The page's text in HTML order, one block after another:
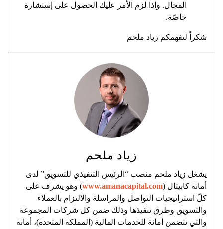
المجال. وإذا لزم الأمر عليك الحصول على إستشارة
خاصّة.
شكراً لتفهمكم زياد ملحم
زياد ملحم
يشغل زياد ملحم منصب “الرئيس التنفيذي للتسويق” لدى
أمانة كابيتال (www.amanacapital.com) وهو يشرف على
كلّ استراتيجيات التواصل والمراسلة والالتزام بالعملاء
والتسويق وطرق تنفيذها وذلك ضمن كل شركات المجموعة
والتي تتضمن أمانة للخدمات المالية (المملكة المتحدة)، أمانة